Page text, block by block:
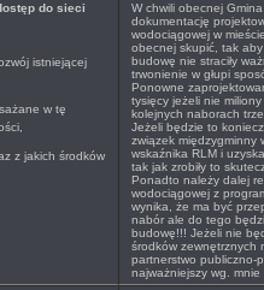
do sieci
istniejącej
w tę
z jakich środków
W chwili obecnej
dokumentację
wodociągowej w
obecnej skupić, tak
budowę nie straciły
trwonienie w głupi
Ponowne
tysięcy jeżeli nie
kolejnych naborach
Jeżeli będzie to
związek międzygminny
wskaźnika RLM i
tak jak zrobiły to
Ponadto należy dalej
wodociągowej z
wynika, że ma być
nabór ale do tego
budowę!!! Jeżeli nie
środków zewnętrznych
partnerstwo publiczno-
najważniejszy wg. mnie